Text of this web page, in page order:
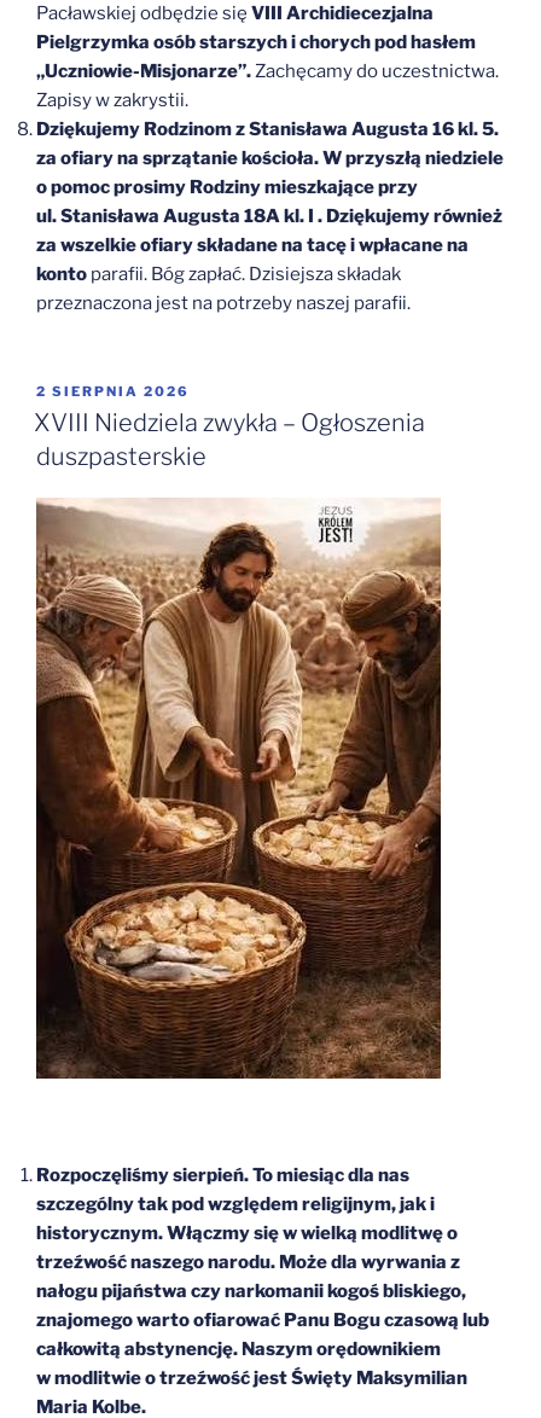
Pacławskiej odbędzie się VIII Archidiecezjalna
Pielgrzymka osób starszych i chorych pod hasłem
„Uczniowie-Misjonarze”.Zachęcamy do uczestnictwa.
Zapisy w zakrystii.
Dziękujemy Rodzinom z Stanisława Augusta 16 kl. 5.
za ofiary na sprzątanie kościoła. W przyszłą niedziele
o pomoc prosimy Rodziny mieszkające przy
ul. Stanisława Augusta 18A kl. I . Dziękujemy również
za wszelkie ofiary składane na tacę i wpłacane na
konto parafii. Bóg zapłać. Dzisiejsza składak
przeznaczona jest na potrzeby naszej parafii.
OPUBLIKOWANE
W
2 SIERPNIA 2026
XVIII Niedziela zwykła – Ogłoszenia
duszpasterskie
Rozpoczęliśmy sierpień. To miesiąc dla nas
szczególny tak pod względem religijnym, jak i
historycznym. Włączmy się w wielką modlitwę o
trzeźwość naszego narodu. Może dla wyrwania z
nałogu pijaństwa czy narkomanii kogoś bliskiego,
znajomego warto ofiarować Panu Bogu czasową lub
całkowitą abstynencję. Naszym orędownikiem
w modlitwie o trzeźwość jest Święty Maksymilian
Maria Kolbe.